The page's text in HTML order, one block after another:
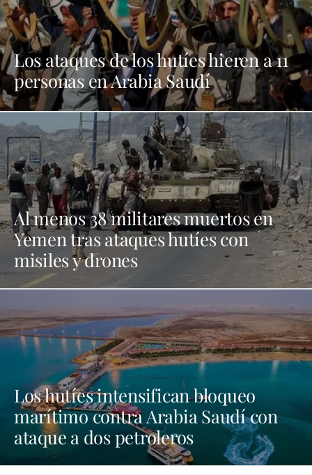
Los ataques de los hutíes hieren a 11
personas en Arabia Saudí
Al menos 38 militares muertos en
Yemen tras ataques hutíes con
misiles y drones
Los hutíes intensifican bloqueo
marítimo contra Arabia Saudí con
ataque a dos petroleros